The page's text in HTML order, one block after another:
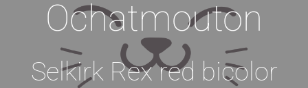
Ochatmouton
Selkirk Rex red bicolor